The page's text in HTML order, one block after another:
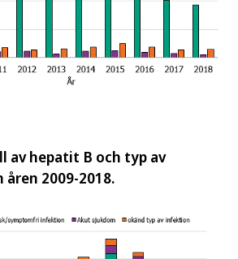
av hepatit B och typ av
2009-2018.